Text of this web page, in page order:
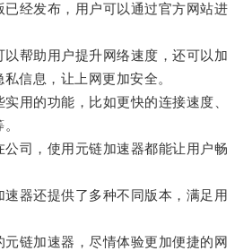
经发布，用户可以通过官方网站进
帮助用户提升网络速度，还可以加
信息，让上网更加安全。
的功能，比如更快的连接速度、
司，使用元链加速器都能让用户畅
器还提供了多种不同版本，满足用
链加速器，尽情体验更加便捷的网